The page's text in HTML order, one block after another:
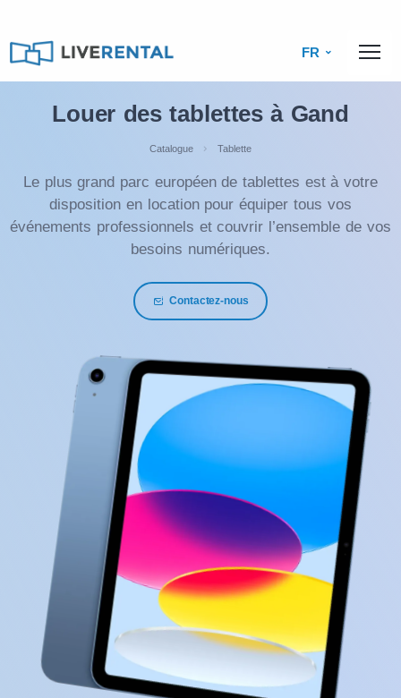
FR
Louer des tablettes à Gand
Catalogue Tablette
Le plus grand parc européen de tablettes est à votre
disposition en location pour équiper tous vos
événements professionnels et couvrir l’ensemble de vos
besoins numériques.
Contactez-nous